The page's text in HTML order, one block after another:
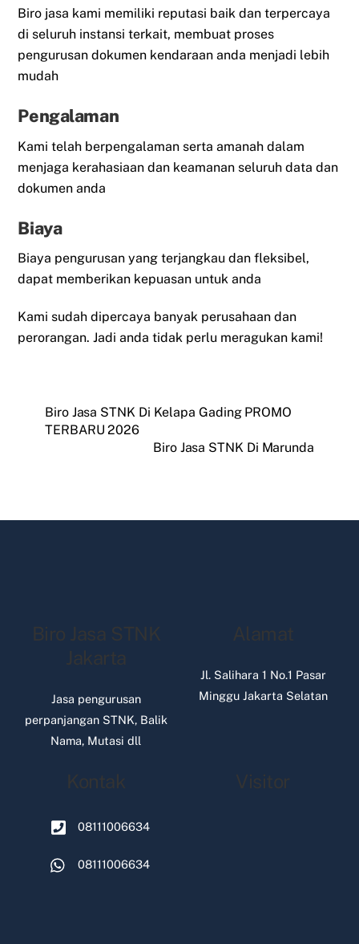
Biro jasa kami memiliki reputasi baik dan terpercaya
di seluruh instansi terkait, membuat proses
pengurusan dokumen kendaraan anda menjadi lebih
mudah
Pengalaman
Kami telah berpengalaman serta amanah dalam
menjaga kerahasiaan dan keamanan seluruh data dan
dokumen anda
Biaya
Biaya pengurusan yang terjangkau dan fleksibel,
dapat memberikan kepuasan untuk anda
Kami sudah dipercaya banyak perusahaan dan
perorangan. Jadi anda tidak perlu meragukan kami!
Biro Jasa STNK Di Kelapa Gading PROMO
TERBARU 2026
Biro Jasa STNK Di Marunda
Biro Jasa STNK
Jakarta
Jasa pengurusan
perpanjangan STNK, Balik
Nama, Mutasi dll
Alamat
Jl. Salihara 1 No.1 Pasar
Minggu Jakarta Selatan
Kontak
08111006634
08111006634
Visitor